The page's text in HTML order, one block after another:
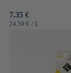
Normale
prijs
7.35 €
EENHEIDSPRIJS
24.50 € / PER
L